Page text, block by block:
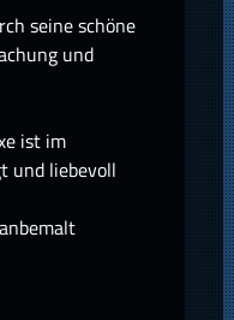
seine schöne
und
ist im
und liebevoll